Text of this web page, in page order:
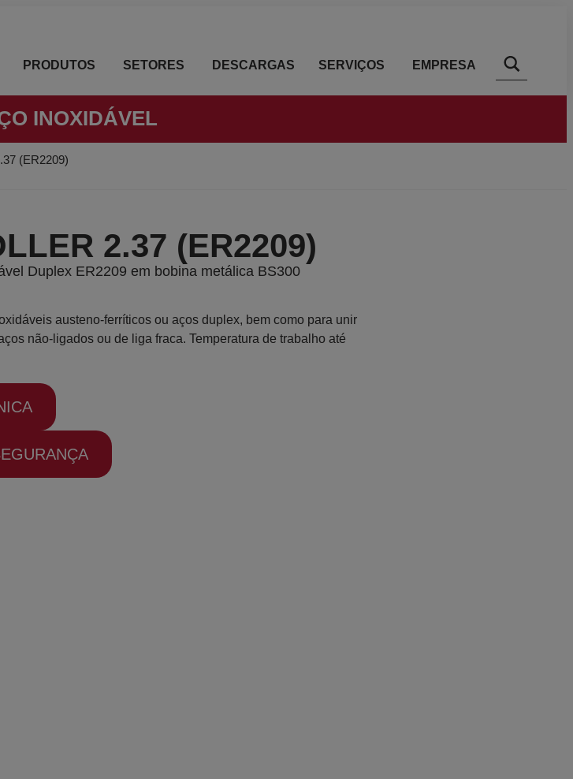
PRODUTOS SETORES DESCARGAS SERVIÇOS EMPRESA
INOXIDÁVEL
(ER2209)
2.37 (ER2209)
Duplex ER2209 em bobina metálica BS300
austeno-ferríticos ou aços duplex, bem como para unir
não-ligados ou de liga fraca. Temperatura de trabalho até